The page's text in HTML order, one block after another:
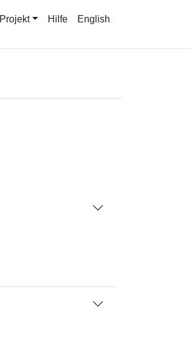
Projekt Hilfe English